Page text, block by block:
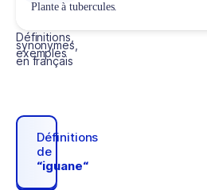
Définitions,
synonymes,
exemples
en français
Définitions
de
“iguane“
Plante à tubercules.